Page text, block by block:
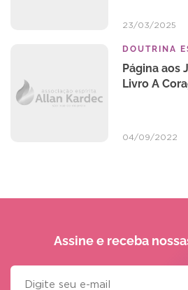
23/03/2025
DOUTRINA
Página aos
Livro A
04/09/2022
Assine e receba